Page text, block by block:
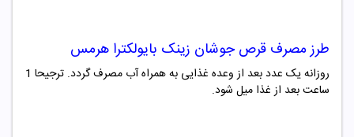
طرز مصرف قرص جوشان زینک بایولکترا هرمس
روزانه یک عدد بعد از وعده غذایی به همراه آب مصرف گردد. ترجیحا 1
ساعت بعد از غذا میل شود.